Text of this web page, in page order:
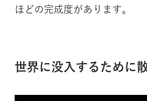
ほどの完成度があります。
世界に没入するために